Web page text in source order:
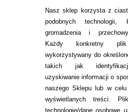
Nasz sklep korzysta z
podobnych
gromadzenia i
Każdy konkretny
wykorzystywany do
takich jak
uzyskiwanie informacji o
naszego Sklepu lub w celu
wyświetlanych treści.
technologie/dane osobowe
49,99pln
INFORMACJE